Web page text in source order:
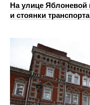
На улице Яблоневой
и стоянки